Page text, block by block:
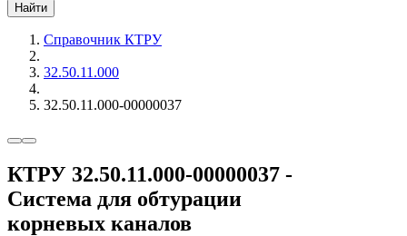
Найти
Справочник КТРУ
32.50.11.000
32.50.11.000-00000037
КТРУ 32.50.11.000-00000037 -
Система для обтурации
корневых каналов